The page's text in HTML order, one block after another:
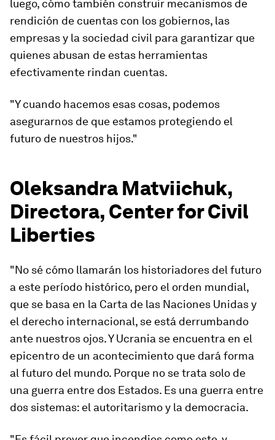
luego, cómo también construir mecanismos de
rendición de cuentas con los gobiernos, las
empresas y la sociedad civil para garantizar que
quienes abusan de estas herramientas
efectivamente rindan cuentas.
"Y cuando hacemos esas cosas, podemos
asegurarnos de que estamos protegiendo el
futuro de nuestros hijos."
Oleksandra Matviichuk,
Directora, Center for Civil
Liberties
"No sé cómo llamarán los historiadores del futuro
a este período histórico, pero el orden mundial,
que se basa en la Carta de las Naciones Unidas y
el derecho internacional, se está derrumbando
ante nuestros ojos. Y Ucrania se encuentra en el
epicentro de un acontecimiento que dará forma
al futuro del mundo. Porque no se trata solo de
una guerra entre dos Estados. Es una guerra entre
dos sistemas: el autoritarismo y la democracia.